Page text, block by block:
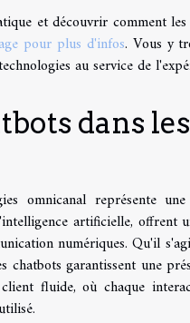
et découvrir comment
pour plus d'infos. Vous y
au service de
dans
omnicanal représente
artificielle, offrent
numériques. Qu'il
garantissent une
fluide, où chaque